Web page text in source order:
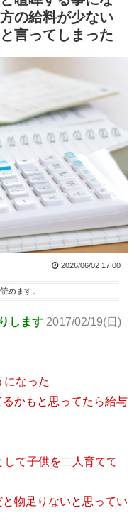
の給料が少ない
言ってしまった
2026/06/02 17:00
めます。
します 2017/02/19(日)
になった
かもと思ってたら給与
て子供を二人育てて
物足りないと思ってい